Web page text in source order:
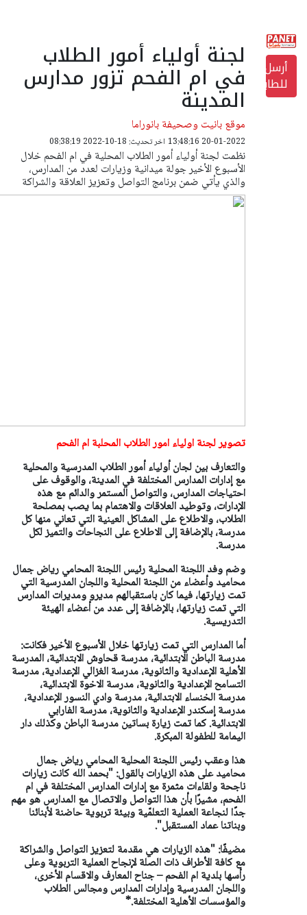
أرسل
للطابعة
لجنة أولياء أمور الطلاب
في ام الفحم تزور مدارس
المدينة
موقع بانيت وصحيفة بانوراما
20-01-2022 13:48:16 اخر تحديث: 18-10-2022 08:38:19
نظمت لجنة أولياء أمور الطلاب المحلية في ام الفحم خلال
الأسبوع الأخير جولة ميدانية وزيارات لعدد من المدارس،
والذي يأتي ضمن برنامج التواصل وتعزيز العلاقة والشراكة
تصوير لجنة اولياء امور الطلاب المحلبة ام الفحم
والتعارف بين لجان أولياء أمور الطلاب المدرسية والمحلية
مع إدارات المدارس المختلفة في المدينة، والوقوف على
احتياجات المدارس، والتواصل المستمر والدائم مع هذه
الإدارات، وتوطيد العلاقات والاهتمام بما يصب بمصلحة
الطلاب، والاطلاع على المشاكل العينية التي تعاني منها كل
مدرسة، بالإضافة إلى الاطلاع على النجاحات والتميز لكل
مدرسة.
وضم وفد اللجنة المحلية رئيس اللجنة المحامي رياض جمال
محاميد وأعضاء من اللجنة المحلية واللجان المدرسية التي
تمت زيارتها، فيما كان باستقبالهم مديرو ومديرات المدارس
التي تمت زيارتها، بالإضافة إلى عدد من أعضاء الهيئة
التدريسية.
أما المدارس التي تمت زيارتها خلال الأسبوع الأخير فكانت:
مدرسة الباطن الابتدائية، مدرسة قحاوش الابتدائية، المدرسة
الأهلية الإعدادية والثانوية، مدرسة الغزالي الإعدادية، مدرسة
التسامح الإعدادية والثانوية، مدرسة الاخوة الابتدائية،
مدرسة الخنساء الابتدائية، مدرسة وادي النسور الإعدادية،
مدرسة إسكندر الإعدادية والثانوية، مدرسة الفارابي
الابتدائية. كما تمت زيارة بساتين مدرسة الباطن وكذلك دار
اليمامة للطفولة المبكرة.
هذا وعقب رئيس اللجنة المحلية المحامي رياض جمال
محاميد على هذه الزيارات بالقول: "بحمد الله كانت زيارات
ناجحة ولقاءات مثمرة مع إدارات المدارس المختلفة في ام
الفحم، مشيرًا بأن هذا التواصل والاتصال مع المدارس هو مهم
جدًا لنجاعة العملية التعلمّية وبيئة تربوية حاضنة لأبنائنا
وبناتنا عماد المستقبل".
مضيفًا: "هذه الزيارات هي مقدمة لتعزيز التواصل والشراكة
مع كافة الأطراف ذات الصلة لإنجاح العملية التربوية وعلى
رأسها بلدية ام الفحم – جناح المعارف والاقسام الأخرى،
واللجان المدرسية وإدارات المدارس ومجالس الطلاب
والمؤسسات الأهلية المختلفة.*